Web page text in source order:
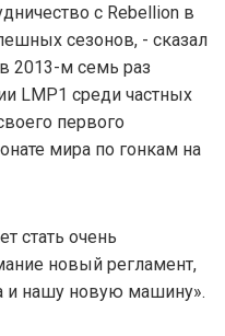
с Rebellion в
сезонов, - сказал
2013-м семь раз
LMP1 среди частных
первого
мира по гонкам на
стать очень
новый регламент,
и нашу новую машину».